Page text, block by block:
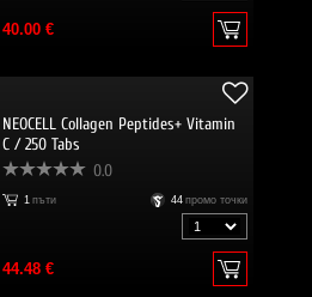
40.00 €
NEOCELL Collagen Peptides+ Vitamin
C / 250 Tabs
0.0
1 пъти 44 промо точки
44.48 €